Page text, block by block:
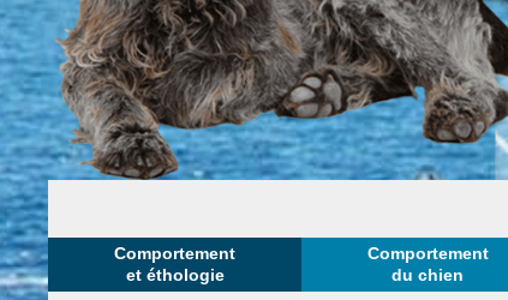
Comportement
et éthologie
Comportement
du chien